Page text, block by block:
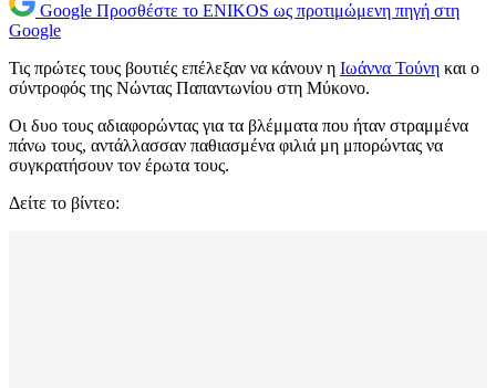
Google Προσθέστε το ENIKOS ως προτιμώμενη πηγή στη
Google
Τις πρώτες τους βουτιές επέλεξαν να κάνουν η Ιωάννα Τούνη και ο
σύντροφός της Νώντας Παπαντωνίου στη Μύκονο.
Οι δυο τους αδιαφορώντας για τα βλέμματα που ήταν στραμμένα
πάνω τους, αντάλλασσαν παθιασμένα φιλιά μη μπορώντας να
συγκρατήσουν τον έρωτα τους.
Δείτε το βίντεο: